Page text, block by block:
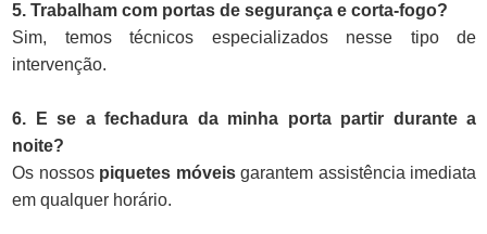
5. Trabalham com portas de segurança e corta-fogo?
Sim, temos técnicos especializados nesse tipo de
intervenção.
6. E se a fechadura da minha porta partir durante a
noite?
Os nossos piquetes móveisgarantem assistência imediata
em qualquer horário.